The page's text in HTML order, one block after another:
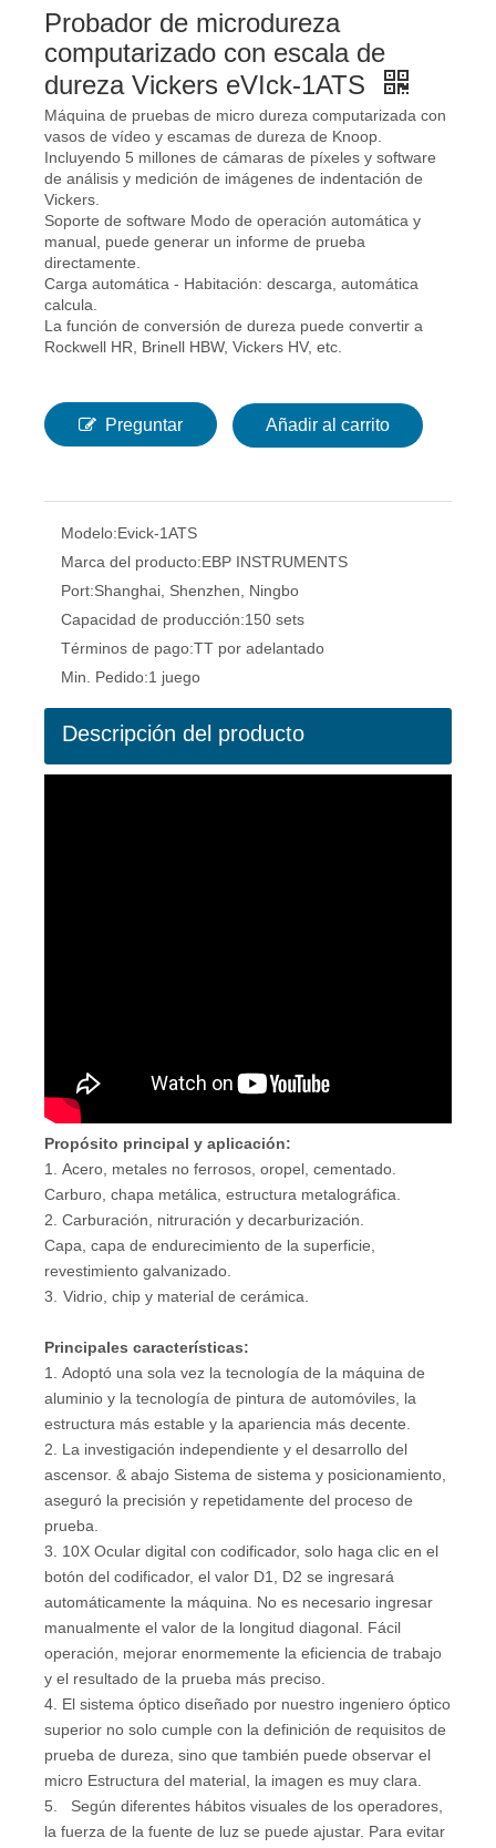
Probador de microdureza
computarizado con escala de
dureza Vickers eVIck-1ATS
Máquina de pruebas de micro dureza computarizada con
vasos de vídeo y escamas de dureza de Knoop.
Incluyendo 5 millones de cámaras de píxeles y software
de análisis y medición de imágenes de indentación de
Vickers.
Soporte de software Modo de operación automática y
manual, puede generar un informe de prueba
directamente.
Carga automática - Habitación: descarga, automática
calcula.
La función de conversión de dureza puede convertir a
Rockwell HR, Brinell HBW, Vickers HV, etc.
Preguntar Añadir al carrito
Modelo:Evick-1ATS
Marca del producto:EBP INSTRUMENTS
Port:Shanghai, Shenzhen, Ningbo
Capacidad de producción:150 sets
Términos de pago:TT por adelantado
Min. Pedido:1 juego
Descripción del producto
Propósito principal y aplicación:
1. Acero, metales no ferrosos, oropel, cementado.
Carburo, chapa metálica, estructura metalográfica.
2. Carburación, nitruración y decarburización.
Capa, capa de endurecimiento de la superficie,
revestimiento galvanizado.
3. Vidrio, chip y material de cerámica.
Principales características:
1. Adoptó una sola vez la tecnología de la máquina de
aluminio y la tecnología de pintura de automóviles, la
estructura más estable y la apariencia más decente.
2. La investigación independiente y el desarrollo del
ascensor. & abajo Sistema de sistema y posicionamiento,
aseguró la precisión y repetidamente del proceso de
prueba.
3. 10X Ocular digital con codificador, solo haga clic en el
botón del codificador, el valor D1, D2 se ingresará
automáticamente la máquina. No es necesario ingresar
manualmente el valor de la longitud diagonal. Fácil
operación, mejorar enormemente la eficiencia de trabajo
y el resultado de la prueba más preciso.
4. El sistema óptico diseñado por nuestro ingeniero óptico
superior no solo cumple con la definición de requisitos de
prueba de dureza, sino que también puede observar el
micro Estructura del material, la imagen es muy clara.
5. Según diferentes hábitos visuales de los operadores,
la fuerza de la fuente de luz se puede ajustar. Para evitar